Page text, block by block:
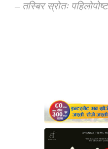
– तस्बिर स्रोतः पहिलोपोष्ट